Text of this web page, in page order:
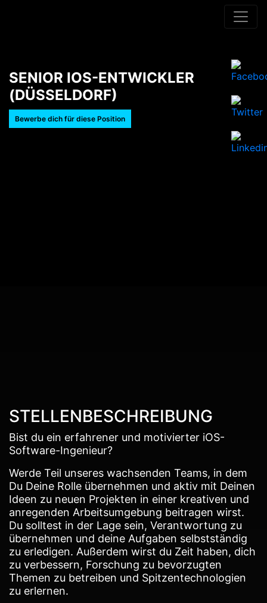
SENIOR IOS-ENTWICKLER
(DÜSSELDORF)
Bewerbe dich für diese Position
STELLENBESCHREIBUNG
Bist du ein erfahrener und motivierter iOS-
Software-Ingenieur?
Werde Teil unseres wachsenden Teams, in dem
Du Deine Rolle übernehmen und aktiv mit Deinen
Ideen zu neuen Projekten in einer kreativen und
anregenden Arbeitsumgebung beitragen wirst.
Du solltest in der Lage sein, Verantwortung zu
übernehmen und deine Aufgaben selbstständig
zu erledigen. Außerdem wirst du Zeit haben, dich
zu verbessern, Forschung zu bevorzugten
Themen zu betreiben und Spitzentechnologien
zu erlernen.